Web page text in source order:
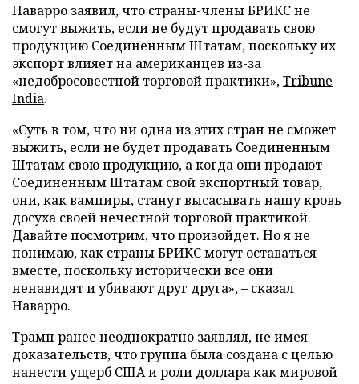
Наварро заявил, что страны-члены БРИКС не
смогут выжить, если не будут продавать свою
продукцию Соединенным Штатам, поскольку их
экспорт влияет на американцев из-за
«недобросовестной торговой практики»,Tribune
India.
«Суть в том, что ни одна из этих стран не сможет
выжить, если не будет продавать Соединенным
Штатам свою продукцию, а когда они продают
Соединенным Штатам свой экспортный товар,
они, как вампиры, станут высасывать нашу кровь
досуха своей нечестной торговой практикой.
Давайте посмотрим, что произойдет. Но я не
понимаю, как страны БРИКС могут оставаться
вместе, поскольку исторически все они
ненавидят и убивают друг друга», – сказал
Наварро.
Трамп ранее неоднократно заявлял, не имея
доказательств, что группа была создана с целью
нанести ущерб США и роли доллара как мировой